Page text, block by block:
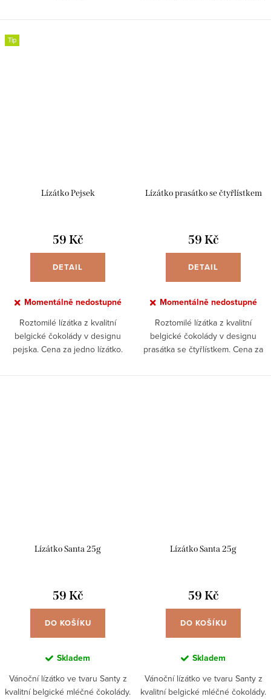
Tip
Lízátko Pejsek
59 Kč
DETAIL
Momentálně nedostupné
Roztomilé lízátka z kvalitní
belgické čokolády v designu
pejska. Cena za jedno lízátko.
Lízátko prasátko se čtyřlístkem
59 Kč
DETAIL
Momentálně nedostupné
Roztomilé lízátka z kvalitní
belgické čokolády v designu
prasátka se čtyřlístkem. Cena za
Lízátko Santa 25g
59 Kč
DO KOŠÍKU
Skladem
Vánoční lízátko ve tvaru Santy z
kvalitní belgické mléčné čokolády.
Lízátko Santa 25g
59 Kč
DO KOŠÍKU
Skladem
Vánoční lízátko ve tvaru Santy z
kvalitní belgické mléčné čokolády.